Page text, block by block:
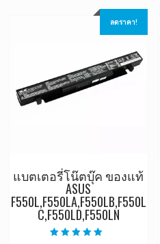
ลดราคา!
แบตเตอรี่โน๊ตบุ๊ค ของแท้
ASUS
F550L,F550LA,F550LB,F550L
C,F550LD,F550LN